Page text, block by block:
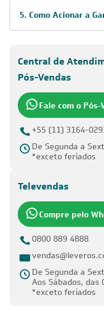
5. Como Acionar a
Central de
Pós-Vendas
Fale com o
+55 (11) 3164-
De Segunda a
*exceto feriados
Televendas
Compre pelo
0800 889 4888
De Segunda a
Aos Sábados, das
*exceto feriados